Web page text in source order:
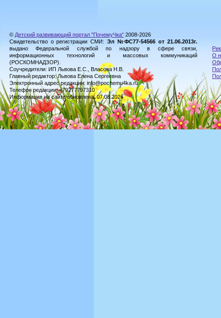
© Детский развивающий портал "ПочемуЧка" 2008-2026
Свидетельство о регистрации СМИ: Эл №ФС77-54566 от 21.06.2013г.
выдано Федеральной службой по надзору в сфере связи,
информационных технологий и массовых коммуникаций
(РОСКОМНАДЗОР).
Соучредители: ИП Львова Е.С., Власова Н.В.
Главный редактор: Львова Елена Сергеевна
Электронный адрес редакции: info@pochemu4ka.ru
Телефон редакции: +79277797310
Информация на сайте обновлена: 07.08.2026
О